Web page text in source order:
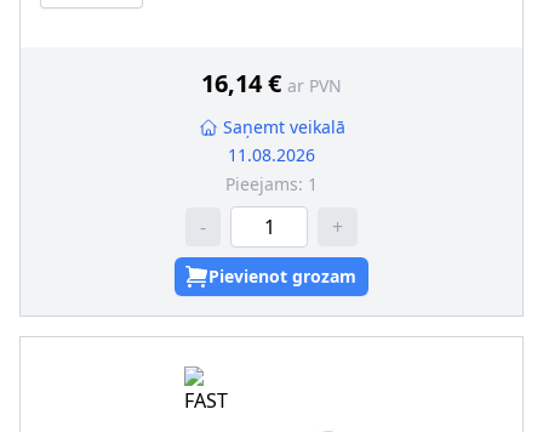
16,14 € ar PVN
Saņemt veikalā
11.08.2026
Pieejams: 1
- +
Pievienot grozam